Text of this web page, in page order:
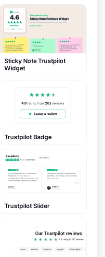
Sticky Note Trustpilot
Widget
Trustpilot Badge
Trustpilot Slider